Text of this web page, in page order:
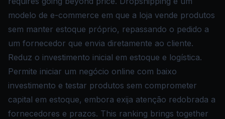
modelo de e-commerce em que a loja vende produtos
sem manter estoque próprio, repassando o pedido a
um fornecedor que envia diretamente ao cliente.
Reduz o investimento inicial em estoque e logística.
Permite iniciar um negócio online com baixo
investimento e testar produtos sem comprometer
capital em estoque, embora exija atenção redobrada a
fornecedores e prazos. This ranking brings together